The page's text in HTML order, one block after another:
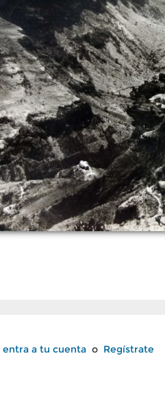
entra a tu cuenta o Regístrate